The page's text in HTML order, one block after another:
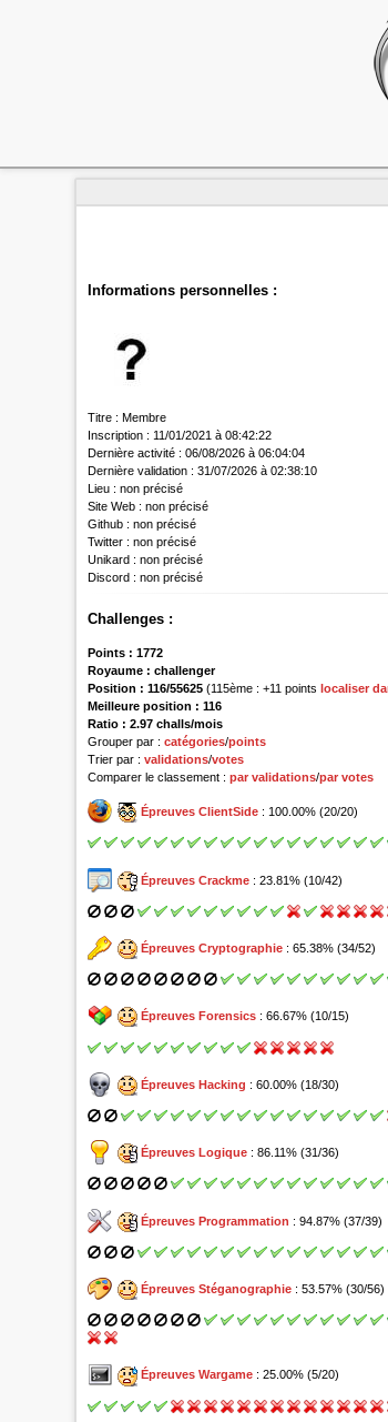
Informations personnelles :
Titre : Membre
Inscription : 11/01/2021 à 08:42:22
Dernière activité : 06/08/2026 à 06:04:04
Dernière validation : 31/07/2026 à 02:38:10
Lieu : non précisé
Site Web : non précisé
Github : non précisé
Twitter : non précisé
Unikard : non précisé
Discord : non précisé
Challenges :
Points : 1772
Royaume : challenger
Position : 116/55625(115ème : +11 pointslocaliser
Meilleure position : 116
Ratio : 2.97 challs/mois
Grouper par :catégories/points
Trier par :validations/votes
Comparer le classement :par validations/par votes
Épreuves ClientSide : 100.00% (20/20)
Épreuves Crackme : 23.81% (10/42)
Épreuves Cryptographie : 65.38% (34/52)
Épreuves Forensics : 66.67% (10/15)
Épreuves Hacking : 60.00% (18/30)
Épreuves Logique : 86.11% (31/36)
Épreuves Programmation : 94.87% (37/39)
Épreuves Stéganographie : 53.57% (30/56)
Épreuves Wargame : 25.00% (5/20)